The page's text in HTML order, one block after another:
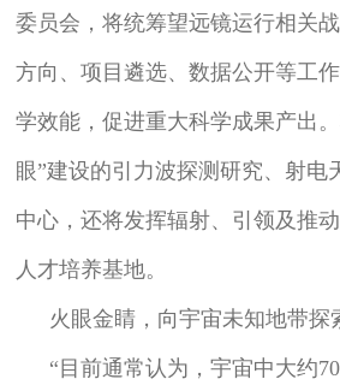
委员会，将统筹望远镜运行相关
方向、项目遴选、数据公开等工
学效能，促进重大科学成果产出
眼”建设的引力波探测研究、射电
中心，还将发挥辐射、引领及推
人才培养基地。
火眼金睛，向宇宙未知地带探
“目前通常认为，宇宙中大约